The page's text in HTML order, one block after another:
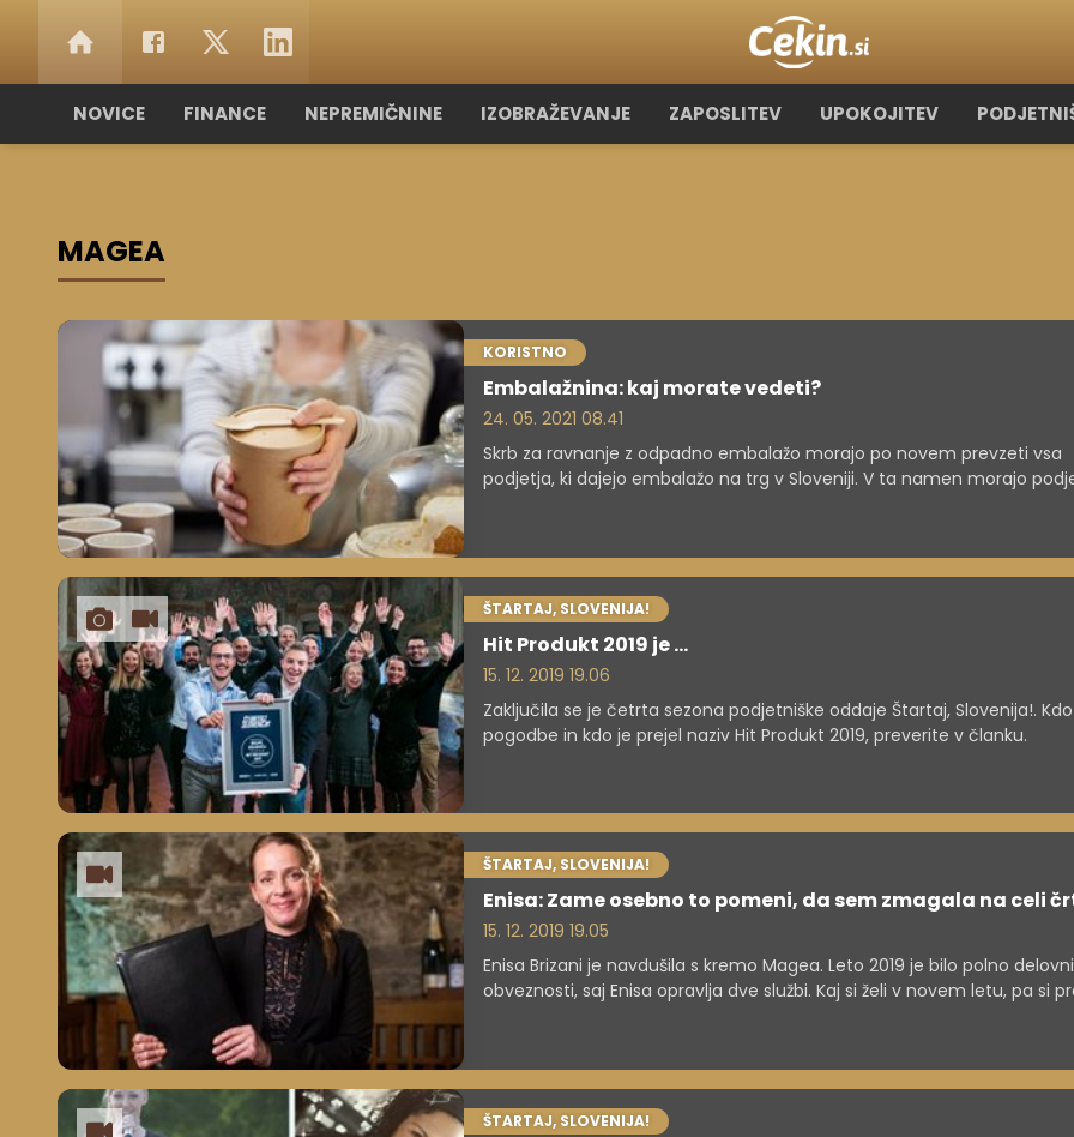
NOVICE FINANCE NEPREMIČNINE IZOBRAŽEVANJE ZAPOSLITEV UPOKOJITEV
MAGEA
KORISTNO
Embalažnina: kaj morate vedeti?
24. 05. 2021 08.41
Skrb za ravnanje z odpadno embalažo morajo po novem prevzeti vsa
podjetja, ki dajejo embalažo na trg v Sloveniji. V ta namen morajo
ŠTARTAJ, SLOVENIJA!
Hit Produkt 2019 je ...
15. 12. 2019 19.06
Zaključila se je četrta sezona podjetniške oddaje Štartaj, Slovenija!.
pogodbe in kdo je prejel naziv Hit Produkt 2019, preverite v članku.
ŠTARTAJ, SLOVENIJA!
Enisa: Zame osebno to pomeni, da sem zmagala na celi
15. 12. 2019 19.05
Enisa Brizani je navdušila s kremo Magea. Leto 2019 je bilo polno
obveznosti, saj Enisa opravlja dve službi. Kaj si želi v novem letu, pa si
ŠTARTAJ, SLOVENIJA!